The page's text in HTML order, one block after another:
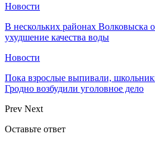
Новости
В нескольких районах Волковыска
ухудшение качества воды
Новости
Пока взрослые выпивали,
Гродно возбудили уголовное дело
Prev Next
Оставьте ответ